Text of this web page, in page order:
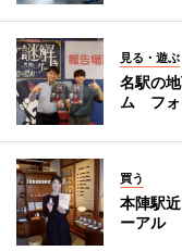
見る・遊ぶ
名駅の
ム フォ
買う
本陣駅
ーアル